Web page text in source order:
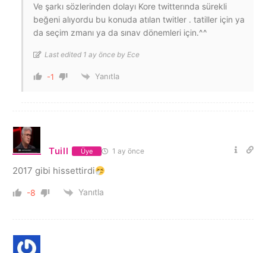
Ve şarkı sözlerinden dolayı Kore twitterında sürekli
beğeni alıyordu bu konuda atılan twitler . tatiller için ya
da seçim zmanı ya da sınav dönemleri için.^^
Last edited 1 ay önce by Ece
-1 Yanıtla
Tuill Üye 1 ay önce
2017 gibi hissettirdi
-8 Yanıtla